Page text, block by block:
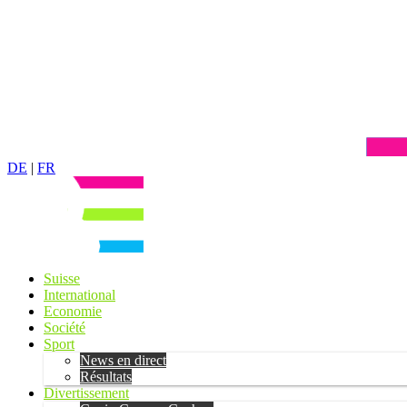
DE | FR
Suisse
International
Economie
Société
Sport
News en direct
Résultats
Divertissement